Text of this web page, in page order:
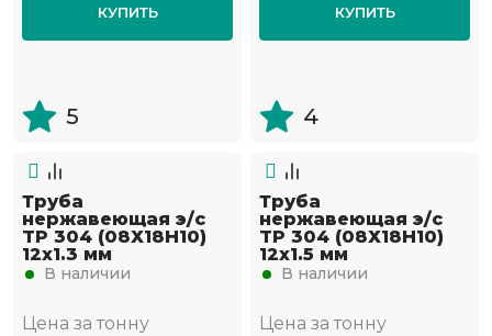
КУПИТЬ
5
КУПИТЬ
4
Труба
нержавеющая э/с
TP 304 (08Х18Н10)
12х1.3 мм
В наличии
Цена за тонну
Труба
нержавеющая э/с
TP 304 (08Х18Н10)
12х1.5 мм
В наличии
Цена за тонну